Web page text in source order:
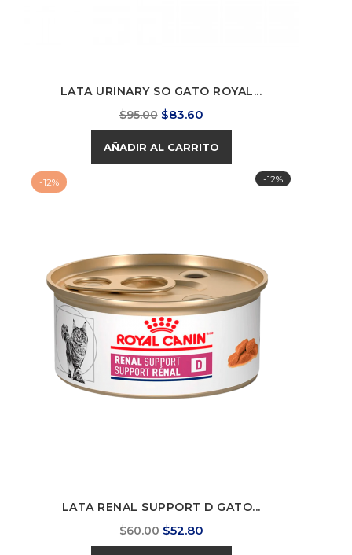
LATA URINARY SO GATO ROYAL...
Precio
base
$95.00 Precio
$83.60
AÑADIR AL CARRITO
-12%
-12%
LATA RENAL SUPPORT D GATO...
Precio
base
$60.00 Precio
$52.80